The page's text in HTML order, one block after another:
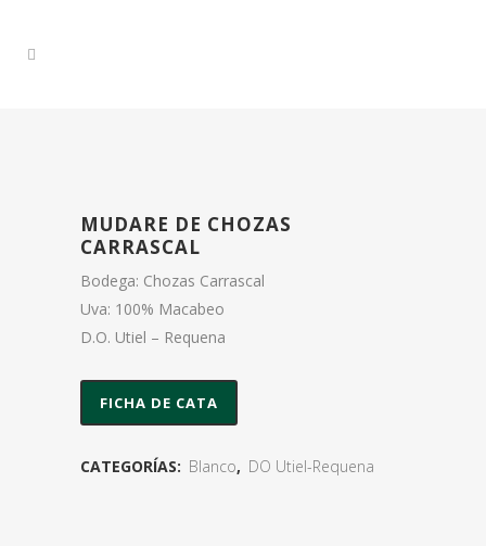
MUDARE DE CHOZAS
CARRASCAL
Bodega: Chozas Carrascal
Uva: 100% Macabeo
D.O. Utiel – Requena
FICHA DE CATA
CATEGORÍAS: Blanco, DO Utiel-Requena